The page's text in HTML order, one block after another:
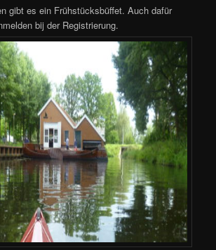
gibt es ein Frühstücksbüffet. Auch dafür
bij der Registrierung.